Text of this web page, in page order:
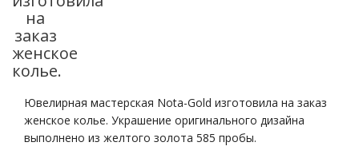
на
заказ
женское
колье.
Ювелирная мастерская Nota-Gold изготовила на заказ
женское колье. Украшение оригинального дизайна
выполнено из желтого золота 585 пробы.